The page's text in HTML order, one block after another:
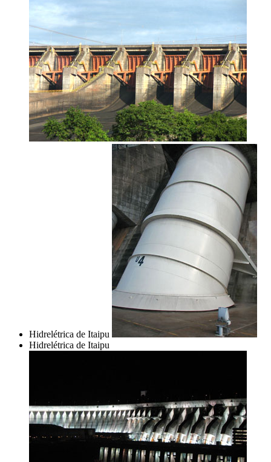
Hidrelétrica de Itaipu
Hidrelétrica de Itaipu